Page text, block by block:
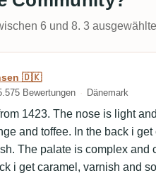
6 und 8. 3
von Kevin
🇩🇰
Bewertungen Dänemark
1423. The nose is light
and toffee. In the back i
The palate is complex and
i get caramel, varnish and